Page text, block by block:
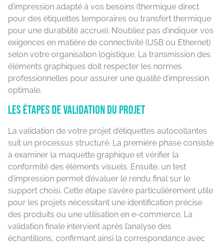
d’impression adapté à vos besoins (thermique direct
pour des étiquettes temporaires ou transfert thermique
pour une durabilité accrue). N’oubliez pas d’indiquer vos
exigences en matière de connectivité (USB ou Ethernet)
selon votre organisation logistique. La transmission des
éléments graphiques doit respecter les normes
professionnelles pour assurer une qualité d’impression
optimale.
Les étapes de validation du projet
La validation de votre projet d’étiquettes autocollantes
suit un processus structuré. La première phase consiste
à examiner la maquette graphique et vérifier la
conformité des éléments visuels. Ensuite, un test
d’impression permet d’évaluer le rendu final sur le
support choisi. Cette étape s’avère particulièrement utile
pour les projets nécessitant une identification précise
des produits ou une utilisation en e-commerce. La
validation finale intervient après l’analyse des
échantillons, confirmant ainsi la correspondance avec